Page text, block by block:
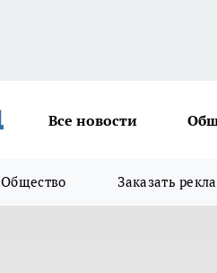
Все новости
Общество Заказать